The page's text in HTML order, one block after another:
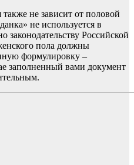
не зависит от половой
не используется в
законодательству Российской
пола должны
формулировку –
заполненный вами документ